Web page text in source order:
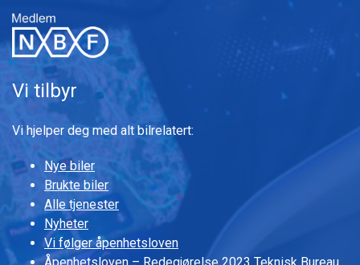
Vi tilbyr
Vi hjelper deg med alt bilrelatert:
Nye biler
Brukte biler
Alle tjenester
Nyheter
Vi følger åpenhetsloven
Åpenhetsloven – Redegjørelse 2023 Teknisk Bureau